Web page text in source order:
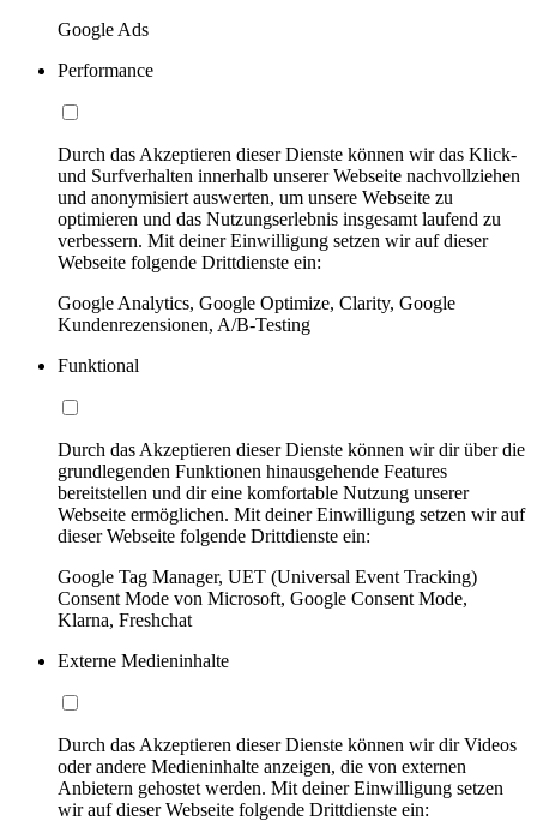
Google Ads
Performance
Durch das Akzeptieren dieser Dienste können wir das Klick-
und Surfverhalten innerhalb unserer Webseite nachvollziehen
und anonymisiert auswerten, um unsere Webseite zu
optimieren und das Nutzungserlebnis insgesamt laufend zu
verbessern. Mit deiner Einwilligung setzen wir auf dieser
Webseite folgende Drittdienste ein:
Google Analytics, Google Optimize, Clarity, Google
Kundenrezensionen, A/B-Testing
Funktional
Durch das Akzeptieren dieser Dienste können wir dir über die
grundlegenden Funktionen hinausgehende Features
bereitstellen und dir eine komfortable Nutzung unserer
Webseite ermöglichen. Mit deiner Einwilligung setzen wir auf
dieser Webseite folgende Drittdienste ein:
Google Tag Manager, UET (Universal Event Tracking)
Consent Mode von Microsoft, Google Consent Mode,
Klarna, Freshchat
Externe Medieninhalte
Durch das Akzeptieren dieser Dienste können wir dir Videos
oder andere Medieninhalte anzeigen, die von externen
Anbietern gehostet werden. Mit deiner Einwilligung setzen
wir auf dieser Webseite folgende Drittdienste ein: